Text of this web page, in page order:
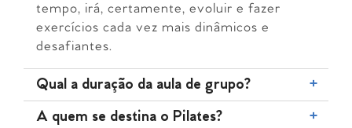
tempo, irá, certamente, evoluir e fazer
exercícios cada vez mais dinâmicos e
desafiantes.
Qual a duração da aula de grupo?
Cada aula tem uma duração de 50 minutos.
A quem se destina o Pilates?